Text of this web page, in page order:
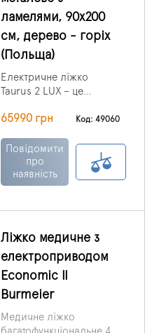
ламелями, 90x200
см, дерево - горіх
(Польща)
Електричне ліжко
Taurus 2 LUX – це
та естетичне рішення
комфорту пацієнтів і
зручності догляду в
медичних установах чи
65990 грн Код: 49060
Повідомити
про
наявність
Ліжко медичне з
електроприводом
Economic II
Burmeier
Медичне ліжко